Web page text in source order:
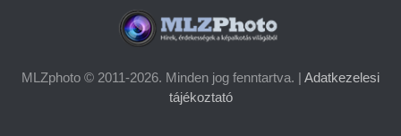
MLZphoto © 2011-2026. Minden jog fenntartva. | Adatkezelesi
tájékoztató